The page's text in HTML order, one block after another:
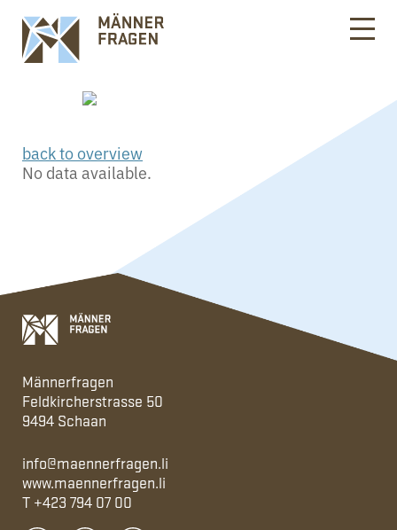
back to overview
No data available.
Männerfragen
Feldkircherstrasse 50
9494 Schaan
info@maennerfragen.li
www.maennerfragen.li
T +423 794 07 00